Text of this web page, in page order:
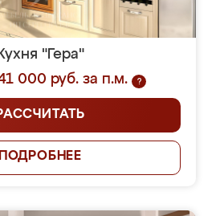
"Гера"
000 руб. за п.м.
?
ПОДРОБНЕЕ